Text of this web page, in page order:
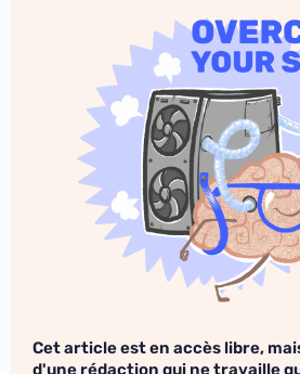
Cet article est en accès libre,